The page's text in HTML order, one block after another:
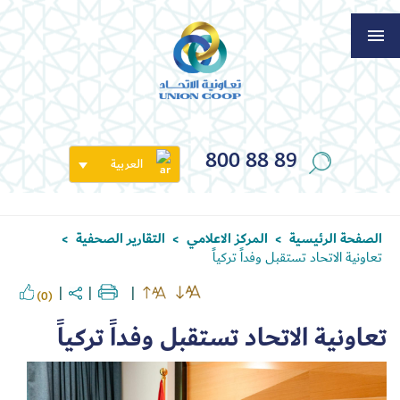
800 88 89 العربية
الصفحة الرئيسية > المركز الاعلامي > التقارير الصحفية >
تعاونية الاتحاد تستقبل وفداً تركياً
(0)
تعاونية الاتحاد تستقبل وفداً تركياً